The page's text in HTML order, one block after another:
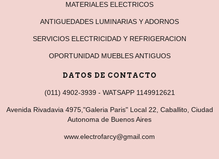
MATERIALES ELECTRICOS
ANTIGUEDADES LUMINARIAS Y ADORNOS
SERVICIOS ELECTRICIDAD Y REFRIGERACION
OPORTUNIDAD MUEBLES ANTIGUOS
DATOS DE CONTACTO
(011) 4902-3939 - WATSAPP 1149912621
Avenida Rivadavia 4975,"Galeria Paris" Local 22, Caballito, Ciudad
Autonoma de Buenos Aires
www.electrofarcy@gmail.com